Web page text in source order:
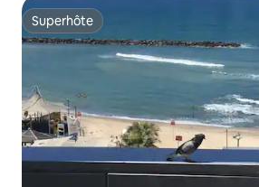
Superhôte
Superhôte